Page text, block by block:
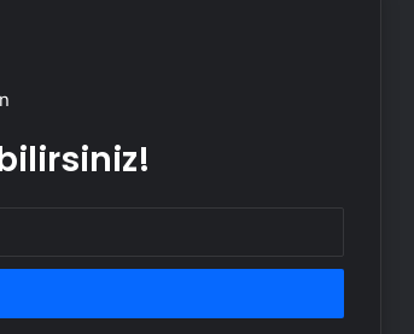
Asya’nın en iyi üniversitelerinde dört
Yusuf Tekin: Yaz tatilinin öne